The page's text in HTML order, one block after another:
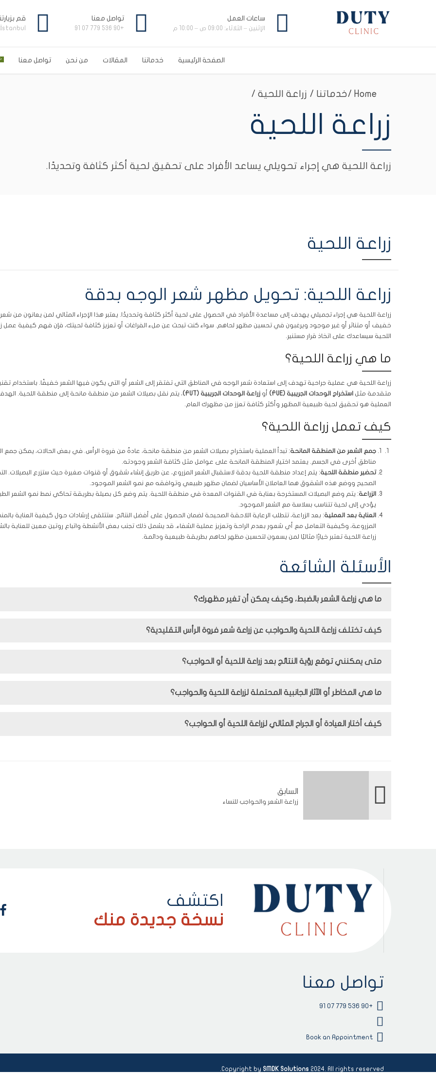
ساعات العمل
الإثنين – الثلاثاء: 09:00 ص – 10:00 م
تواصل معنا
+90 536 779 07 91
قم
الصفحة الرئيسية خدماتنا المقالات من نحن تواصل معنا
Home خدماتنا / زراعة اللحية /
زراعة اللحية
زراعة اللحية هي إجراء تحويلي يساعد الأفراد على تحقيق لحية أكثر كثافة وتحديدًا.
زراعة اللحية
زراعة اللحية: تحويل مظهر شعر الوجه بدقة
زراعة اللحية هي إجراء تجميلي يهدف إلى مساعدة الأفراد في الحصول على لحية أكثر كثافة وتحديدًا. يعتبر هذا الإجراء المثالي لمن يعانون من
خفيف أو متناثر أو غير موجود ويرغبون في تحسين مظهر لحاهم. سواء كنت تبحث عن ملء الفراغات أو تعزيز كثافة لحيتك، فإن فهم كيفية عمل
اللحية سيساعدك على اتخاذ قرار مستنير.
ما هي زراعة اللحية؟
زراعة اللحية هي عملية جراحية تهدف إلى استعادة شعر الوجه في المناطق التي تفتقر إلى الشعر أو التي يكون فيها الشعر خفيفًا. باستخدام
متقدمة مثل استخراج الوحدات الجريبية (FUE) أو زراعة الوحدات الجريبية (FUT)
، يتم نقل بصيلات الشعر من منطقة مانحة إلى منطقة اللحية.
العملية هو تحقيق لحية طبيعية المظهر وأكثر كثافة تعزز من مظهرك العام.
كيف تعمل زراعة اللحية؟
جمع الشعر من المنطقة المانحة: تبدأ العملية باستخراج بصيلات الشعر من منطقة مانحة، عادةً من فروة الرأس. في بعض الحالات، يمكن جمع
مناطق أخرى في الجسم. يعتمد اختيار المنطقة المانحة على عوامل مثل كثافة الشعر وجودته.
تحضير منطقة اللحية: يتم إعداد منطقة اللحية بدقة لاستقبال الشعر المزروع، عن طريق إنشاء شقوق أو قنوات صغيرة حيث ستزرع البصيلات.
الصحيح ووضع هذه الشقوق هما العاملان الأساسيان لضمان مظهر طبيعي وتوافقه مع نمو الشعر الموجود.
الزراعة: يتم وضع البصيلات المستخرجة بعناية في القنوات المعدة في منطقة اللحية. يتم وضع كل بصيلة بطريقة تحاكي نمط نمو الشعر
يؤدي إلى لحية تتناسب بسلاسة مع الشعر الموجود.
العناية بعد العملية: بعد الزراعة، تتطلب الرعاية اللاحقة الصحيحة لضمان الحصول على أفضل النتائج. ستتلقى إرشادات حول كيفية العناية
المزروعة، وكيفية التعامل مع أي شعور بعدم الراحة وتعزيز عملية الشفاء. قد يشمل ذلك تجنب بعض الأنشطة واتباع روتين معين للعناية
زراعة اللحية تعتبر خيارًا مثاليًا لمن يسعون لتحسين مظهر لحاهم بطريقة طبيعية ودائمة.
الأسئلة الشائعة
ما هي زراعة الشعر بالضبط، وكيف يمكن أن تغير مظهرك؟
كيف تختلف زراعة اللحية والحواجب عن زراعة شعر فروة الرأس التقليدية؟
متى يمكنني توقع رؤية النتائج بعد زراعة اللحية أو الحواجب؟
ما هي المخاطر أو الآثار الجانبية المحتملة لزراعة اللحية والحواجب؟
كيف أختار العيادة أو الجراح المثالي لزراعة اللحية أو الحواجب؟
السابق
زراعة الشعر والحواجب للنساء
اكتشف
نسخة جديدة منك
تواصل معنا
+90 536 779 07 91
Book an Appointment
Copyright by SMDK Solutions 2024. All rights reserved.